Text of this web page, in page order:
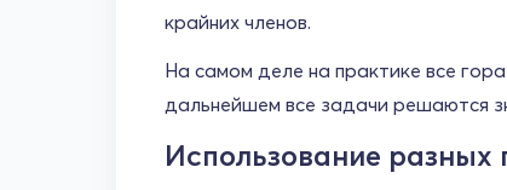
крайних членов.
На самом деле на практике все
дальнейшем все задачи решаются
Использование